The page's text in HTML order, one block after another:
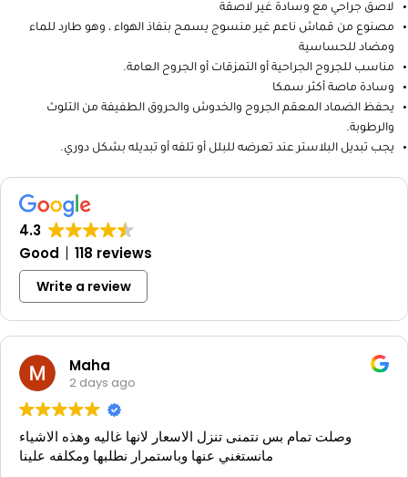
لاصق جراحي مع وسادة غير لاصقة
مصنوع من قماش ناعم غير منسوج يسمح بنفاذ الهواء ، وهو طارد للماء
ومضاد للحساسية
مناسب للجروح الجراحية أو التمزقات أو الجروح العامة.
وسادة ماصة أكثر سمكا
يحفظ الضماد المعقم الجروح والخدوش والحروق الطفيفة من التلوث
والرطوبة.
يجب تبديل البلاستر عند تعرضه للبلل أو تلفه أو تبديله بشكل دوري.
4.3
Good
118 reviews
Write a review
Maha
2 days ago
وصلت تمام بس نتمنى تنزل الاسعار لانها غاليه وهذه الاشياء
مانستغني عنها وباستمرار نطلبها ومكلفه علينا